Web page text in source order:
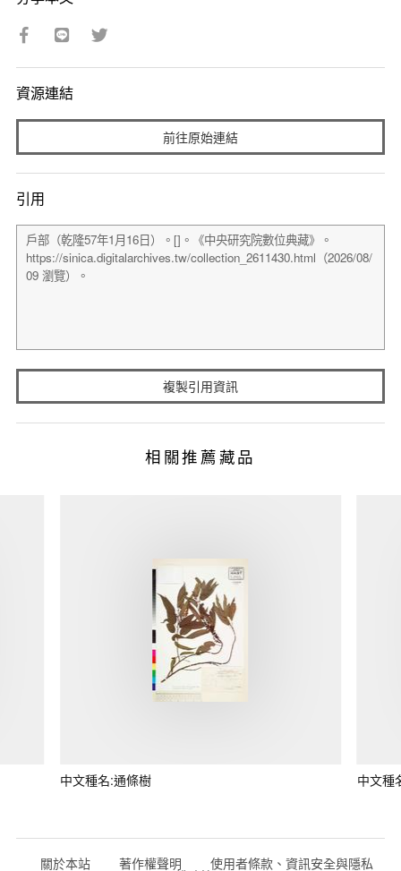
資源連結
前往原始連結
引用
複製引用資訊
相關推薦藏品
中文種名:通條樹 中文種
關於本站 著作權聲明 使用者條款、資訊安全與隱私